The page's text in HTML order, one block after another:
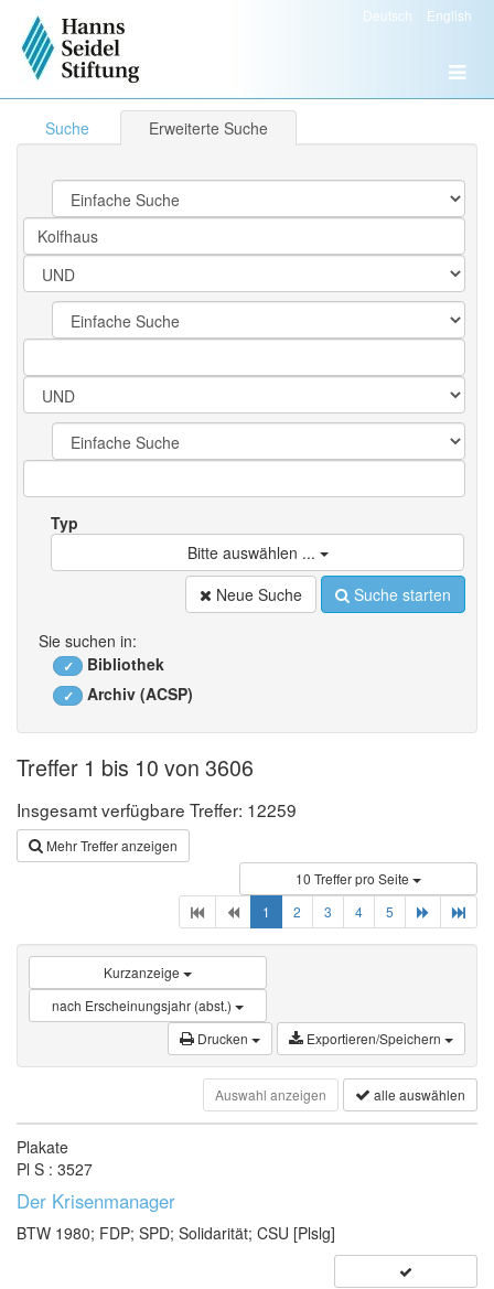
Deutsch English
Suche Erweiterte Suche
Typ
Bitte auswählen ...
Neue Suche
Suche starten
Sie suchen in:
✓ Bibliothek
✓ Archiv (ACSP)
Treffer 1 bis 10 von 3606
Insgesamt verfügbare Treffer: 12259
Mehr Treffer anzeigen
10 Treffer pro Seite
1 (current)
2 3 4 5
Kurzanzeige
nach Erscheinungsjahr (abst.)
Drucken
Exportieren/Speichern
Auswahl anzeigen alle auswählen
Plakate
Pl S : 3527
Der Krisenmanager
BTW 1980; FDP; SPD; Solidarität; CSU [Plslg]